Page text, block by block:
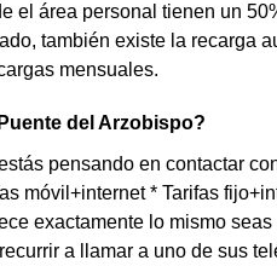
el área personal tienen un
también existe la recarga
mensuales.
del Arzobispo?
pensando en contactar
móvil+internet * Tarifas
exactamente lo mismo
a llamar a uno de sus